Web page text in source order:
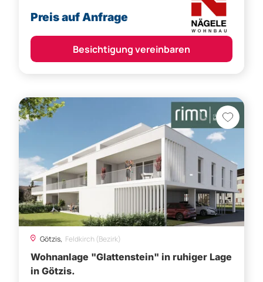
Preis auf Anfrage
Besichtigung vereinbaren
Götzis, Feldkirch (Bezirk)
Wohnanlage "Glattenstein" in ruhiger Lage
in Götzis.